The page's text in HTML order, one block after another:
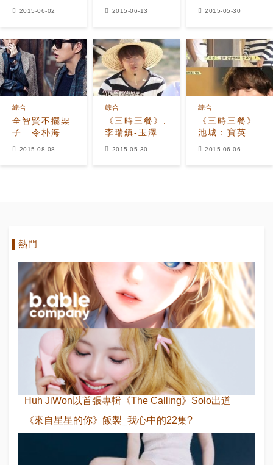
石PD為何大嘆
2015-06-02
英夫婦喜得千
2015-06-13
尬 和朴信惠相
2015-05-30
全智賢不擺架
子 令朴海鎮
砰然心動
綜合
2015-08-08
《三時三餐》:
李瑞鎮-玉澤演
對男嘉賓失望
綜合
2015-05-30
《三時三餐》
池城：寶英說
節目很好笑，
綜合
2015-06-06
熱門
Huh JiWon以首張專輯《The Calling》Solo出道
《來自星星的你》飯製_我心中的22集?